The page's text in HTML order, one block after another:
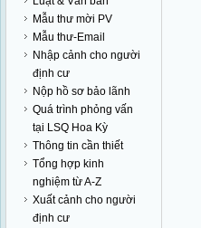
Mẫu thư mời PV
Mẫu thư-Email
Nhập cảnh cho người
định cư
Nộp hồ sơ bảo lãnh
Quá trình phỏng vấn
tại LSQ Hoa Kỳ
Thông tin cần thiết
Tổng hợp kinh
nghiệm từ A-Z
Xuất cảnh cho người
định cư